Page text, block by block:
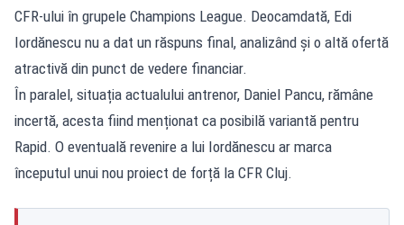
CFR-ului în grupele Champions League. Deocamdată, Edi
Iordănescu nu a dat un răspuns final, analizând și o altă ofertă
atractivă din punct de vedere financiar.
În paralel, situația actualului antrenor, Daniel Pancu, rămâne
incertă, acesta fiind menționat ca posibilă variantă pentru
Rapid. O eventuală revenire a lui Iordănescu ar marca
începutul unui nou proiect de forță la CFR Cluj.